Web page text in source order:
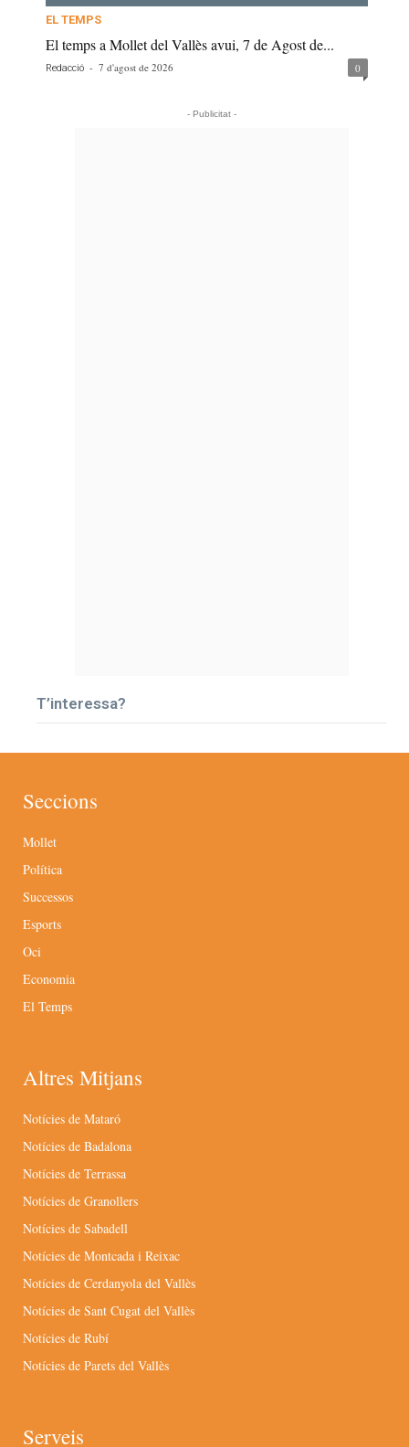
EL TEMPS
El temps a Mollet del Vallès avui, 7 de Agost de...
Redacció - 7 d'agost de 2026 0
- Publicitat -
T’interessa?
Seccions
Mollet
Política
Successos
Esports
Oci
Economia
El Temps
Altres Mitjans
Notícies de Mataró
Notícies de Badalona
Notícies de Terrassa
Notícies de Granollers
Notícies de Sabadell
Notícies de Montcada i Reixac
Notícies de Cerdanyola del Vallès
Notícies de Sant Cugat del Vallès
Notícies de Rubí
Notícies de Parets del Vallès
Serveis